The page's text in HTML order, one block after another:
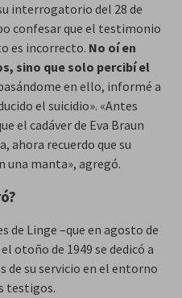
interrogatorio del 28 de
confesar que el testimonio
es incorrecto. No oí en
sino que solo percibí el
en ello, informé a
el suicidio». «Antes
el cadáver de Eva Braun
ahora recuerdo que su
una manta», agregó.
de Linge –que en agosto de
otoño de 1949 se dedicó a
de su servicio en el entorno
testigos.